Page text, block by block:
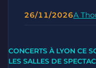
26/11/2026A
CONCERTS À LYON CE
LES SALLES DE